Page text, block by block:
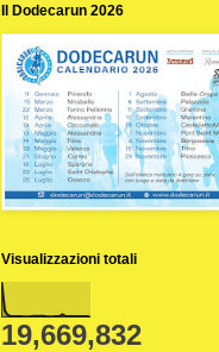
Il Dodecarun 2026
Visualizzazioni totali
19,669,832